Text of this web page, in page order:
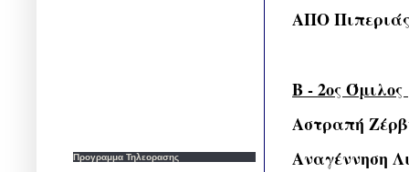
ΑΠΟ Πιπεριάς
B - 2ος Όμιλος
Αστραπή
Αναγέννηση
Προγραμμα Τηλεορασης